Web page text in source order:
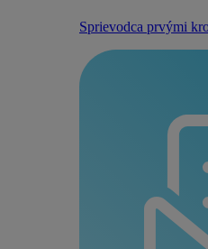
Sprievodca prvými